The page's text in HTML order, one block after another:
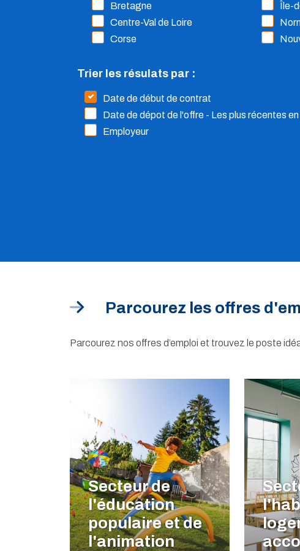
Bretagne
Centre-Val de Loire
Corse
Île-
Trier les résulats par :
Date de début de contrat
Date de dépot de l'offre - Les plus récentes
Employeur
Parcourez les offres
Parcourez nos offres d’emploi et trouvez le poste
Secteur de
l'éducation
populaire et de
l'animation